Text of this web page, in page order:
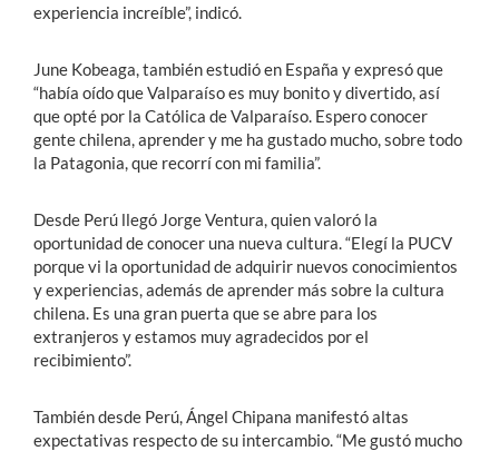
experiencia increíble”, indicó.
June Kobeaga, también estudió en España y expresó que
“había oído que Valparaíso es muy bonito y divertido, así
que opté por la Católica de Valparaíso. Espero conocer
gente chilena, aprender y me ha gustado mucho, sobre todo
la Patagonia, que recorrí con mi familia”.
Desde Perú llegó Jorge Ventura, quien valoró la
oportunidad de conocer una nueva cultura. “Elegí la PUCV
porque vi la oportunidad de adquirir nuevos conocimientos
y experiencias, además de aprender más sobre la cultura
chilena. Es una gran puerta que se abre para los
extranjeros y estamos muy agradecidos por el
recibimiento”.
También desde Perú, Ángel Chipana manifestó altas
expectativas respecto de su intercambio. “Me gustó mucho